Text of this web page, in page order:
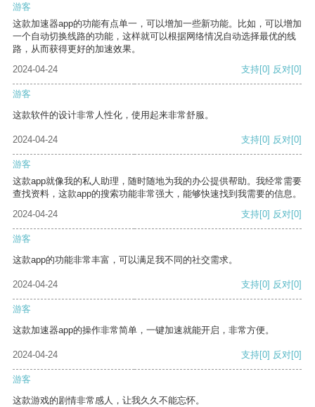
游客
这款加速器app的功能有点单一，可以增加一些新功能。比如，可以增加
一个自动切换线路的功能，这样就可以根据网络情况自动选择最优的线
路，从而获得更好的加速效果。
2024-04-24
支持[0] 反对[0]
游客
这款软件的设计非常人性化，使用起来非常舒服。
2024-04-24 支持[0] 反对[0]
游客
这款app就像我的私人助理，随时随地为我的办公提供帮助。我经常需要
查找资料，这款app的搜索功能非常强大，能够快速找到我需要的信息。
2024-04-24
支持[0] 反对[0]
游客
这款app的功能非常丰富，可以满足我不同的社交需求。
2024-04-24 支持[0] 反对[0]
游客
这款加速器app的操作非常简单，一键加速就能开启，非常方便。
2024-04-24 支持[0] 反对[0]
游客
这款游戏的剧情非常感人，让我久久不能忘怀。